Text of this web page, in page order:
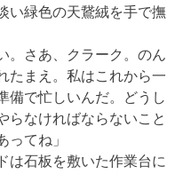
い緑色の天鵞絨を手で撫
。さあ、クラーク。のん
たまえ。私はこれから一
備で忙しいんだ。どうし
らなければならないこと
ってね」
は石板を敷いた作業台に